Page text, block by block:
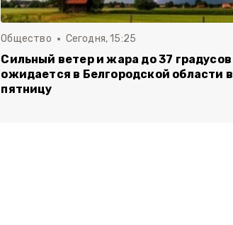
Общество Сегодня, 15:25
Сильный ветер и жара до 37 градусов
ожидается в Белгородской области в
пятницу